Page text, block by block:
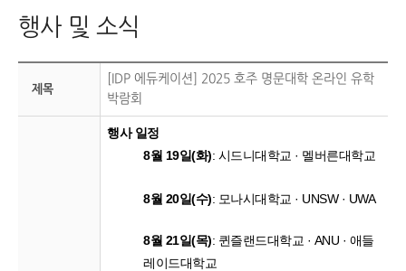
행사 및 소식
제목
[IDP 에듀케이션] 2025 호주 명문대학 온라인 유학
박람회
행사 일정
8월 19일(화): 시드니대학교 · 멜버른대학교
8월 20일(수): 모나시대학교 · UNSW · UWA
8월 21일(목): 퀸즐랜드대학교 · ANU · 애들
레이드대학교